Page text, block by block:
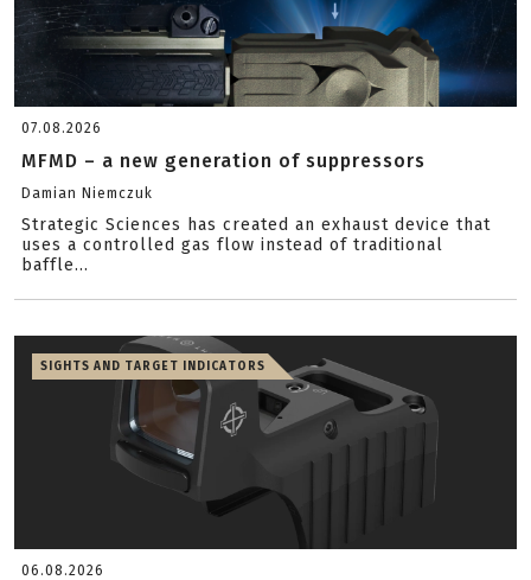
07.08.2026
MFMD – a new generation of suppressors
Damian Niemczuk
Strategic Sciences has created an exhaust device that
uses a controlled gas flow instead of traditional
baffle...
SIGHTS AND TARGET INDICATORS
06.08.2026